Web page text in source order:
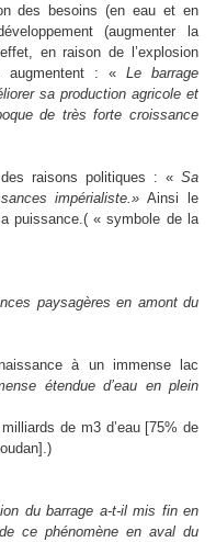
des besoins (en eau et en
(augmenter la
en raison de l’explosion
augmentent : « Le barrage
sa production agricole et
de très forte croissance
raisons politiques : « Sa
impérialiste.» Ainsi le
puissance.( « symbole de la
paysagères en amont du
à un immense lac
étendue d’eau en plein
de m3 d’eau [75% de
du barrage a-t-il mis fin en
ce phénomène en aval du